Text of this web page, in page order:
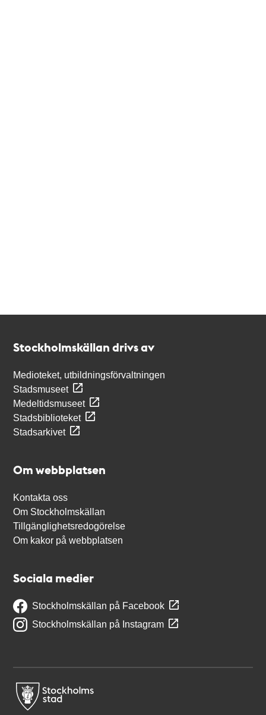
Stockholmskällan drivs av
Medioteket, utbildningsförvaltningen
Stadsmuseet
Medeltidsmuseet
Stadsbiblioteket
Stadsarkivet
Om webbplatsen
Kontakta oss
Om Stockholmskällan
Tillgänglighetsredogörelse
Om kakor på webbplatsen
Sociala medier
Stockholmskällan på Facebook
Stockholmskällan på Instagram